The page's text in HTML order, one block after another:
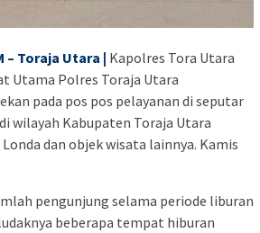
– Toraja Utara | Kapolres Tora Utara
Utama Polres Toraja Utara
pada pos pos pelayanan di seputar
wilayah Kabupaten Toraja Utara
dan objek wisata lainnya. Kamis
pengunjung selama periode liburan
beberapa tempat hiburan